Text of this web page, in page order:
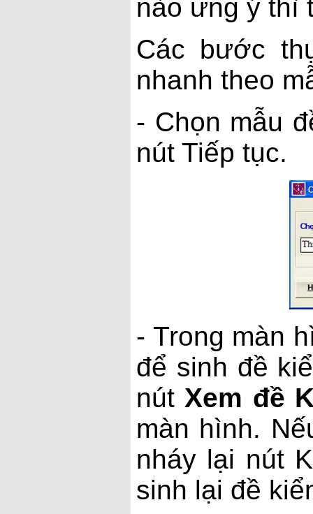
nào ưng ý thì
Các bước
nhanh theo
- Chọn mẫu
nút Tiếp tục.
- Trong màn
để sinh đề
nút Xem đề
màn hình.
nháy lại nút
sinh lại đề